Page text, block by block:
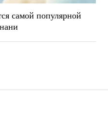
самой популярной